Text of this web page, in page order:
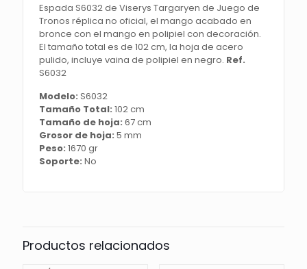
Espada S6032 de Viserys Targaryen de Juego de
Tronos réplica no oficial, el mango acabado en
bronce con el mango en polipiel con decoración.
El tamaño total es de 102 cm, la hoja de acero
pulido, incluye vaina de polipiel en negro. Ref.
S6032
Modelo: S6032
Tamaño Total: 102 cm
Tamaño de hoja: 67 cm
Grosor de hoja: 5 mm
Peso:1670 gr
Soporte:No
Productos relacionados